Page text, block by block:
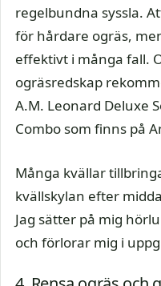
regelbundna syssla.
för hårdare ogräs,
effektivt i många fall.
ogräsredskap
A.M. Leonard Deluxe
Combo som finns på
Många kvällar
kvällskylan efter
Jag sätter på mig
och förlorar mig i